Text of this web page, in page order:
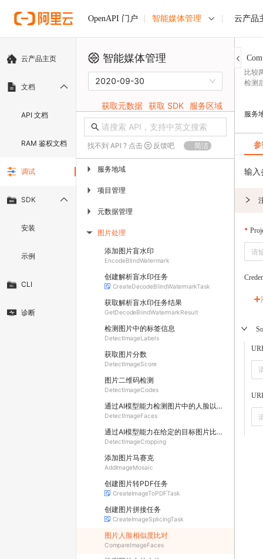
OpenAPI 门户 智能媒体管理 云产品
云产品主页
文档
API 文档
RAM 鉴权文档
调试
SDK
安装
示例
CLI
诊断
智能媒体管理
2020-09-30
获取元数据 获取 SDK 服务区域
找不到 API ? 点击 反馈吧 简洁
▶ 服务地域
▶ 项目管理
▶ 元数据管理
▶ 图片处理
添加图片盲水印
EncodeBlindWatermark
创建解析盲水印任务
CreateDecodeBlindWatermarkTask
获取解析盲水印任务结果
GetDecodeBlindWatermarkResult
检测图片中的标签信息
DetectImageLabels
获取图片分数
DetectImageScore
图片二维码检测
DetectImageCodes
通过AI模型能力检测图片中的人脸以及人脸信息
DetectImageFaces
通过AI模型能力在给定的目标图片比例下检测出视觉效果较好的裁剪框区域
DetectImageCropping
添加图片马赛克
AddImageMosaic
创建图片转PDF任务
CreateImageToPDFTask
创建图片拼接任务
CreateImageSplicingTask
图片人脸相似度比对
CompareImageFaces
比较
检测
服务
输入